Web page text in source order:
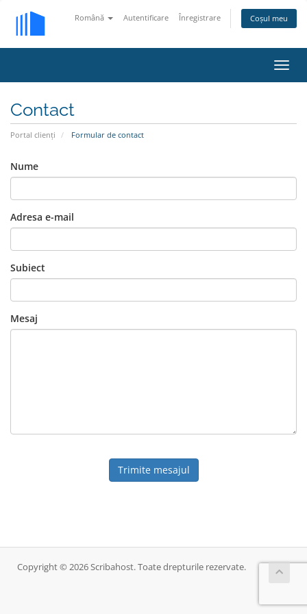
Română Autentificare Înregistrare Coșul meu
Contact
Portal clienți Formular de contact
Nume
Adresa e-mail
Subiect
Mesaj
Trimite mesajul
Copyright © 2026 Scribahost. Toate drepturile rezervate.